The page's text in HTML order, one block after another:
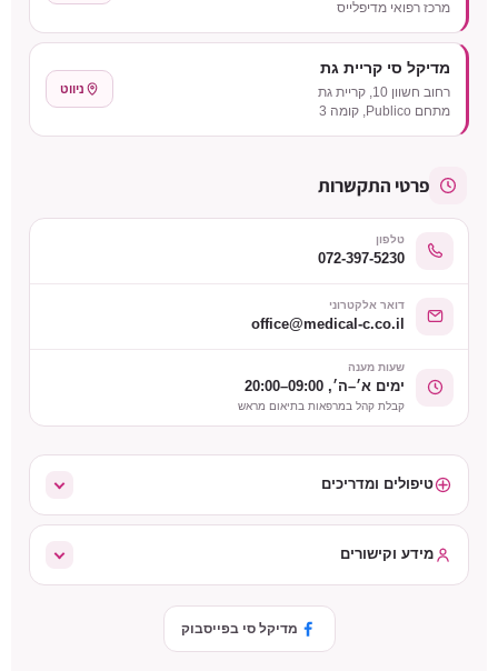
מרכז רפואי מדיפלייס
מדיקל סי קריית גת
רחוב חשוון 10, קריית גת
מתחם Publico, קומה 3
ניווט
פרטי התקשרות
טלפון
072-397-5230
דואר אלקטרוני
office@medical-c.co.il
שעות מענה
ימים א׳–ה׳, 09:00–20:00
קבלת קהל במרפאות בתיאום מראש
טיפולים ומדריכים
מידע וקישורים
מדיקל סי בפייסבוק